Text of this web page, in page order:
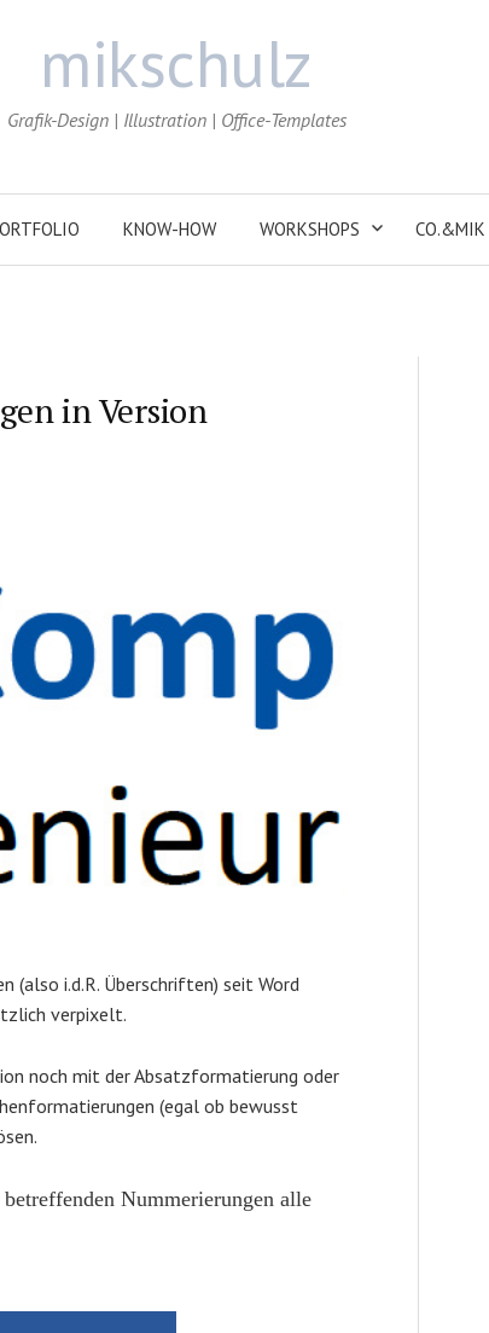
mikschulz
Grafik-Design | Illustration | Office-Templates
KNOW-HOW WORKSHOPS CO.&MIK
in Version
i.d.R. Überschriften) seit Word
verpixelt.
noch mit der Absatzformatierung oder
(egal ob bewusst
Nummerierungen alle